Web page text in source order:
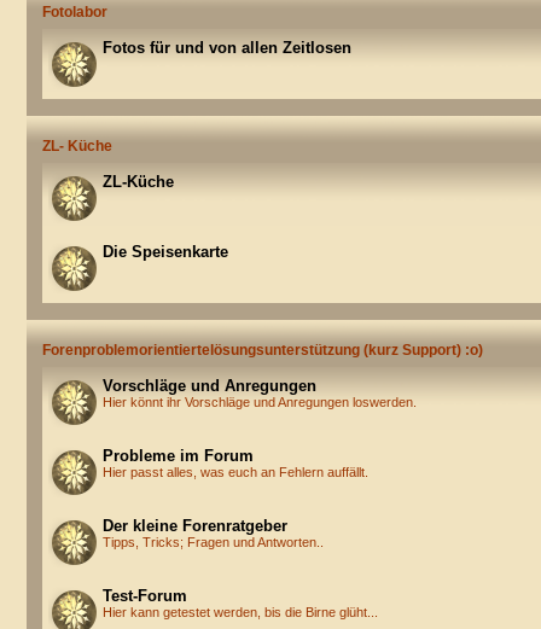
Fotolabor
Fotos für und von allen Zeitlosen
ZL- Küche
ZL-Küche
Die Speisenkarte
Forenproblemorientiertelösungsunterstützung (kurz Support) :o)
Vorschläge und Anregungen
Hier könnt ihr Vorschläge und Anregungen loswerden.
Probleme im Forum
Hier passt alles, was euch an Fehlern auffällt.
Der kleine Forenratgeber
Tipps, Tricks; Fragen und Antworten..
Test-Forum
Hier kann getestet werden, bis die Birne glüht...